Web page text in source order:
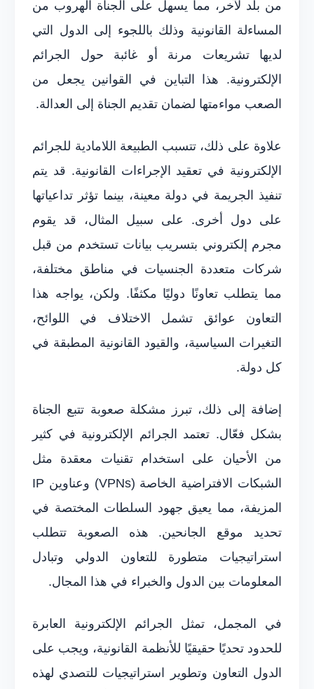
من بلد لآخر، مما يسهل على الجناة الهروب من
المساءلة القانونية وذلك باللجوء إلى الدول التي
لديها تشريعات مرنة أو غائبة حول الجرائم
الإلكترونية. هذا التباين في القوانين يجعل من
الصعب مواءمتها لضمان تقديم الجناة إلى العدالة.
علاوة على ذلك، تتسبب الطبيعة اللامادية للجرائم
الإلكترونية في تعقيد الإجراءات القانونية. قد يتم
تنفيذ الجريمة في دولة معينة، بينما تؤثر تداعياتها
على دول أخرى. على سبيل المثال، قد يقوم
مجرم إلكتروني بتسريب بيانات تستخدم من قبل
شركات متعددة الجنسيات في مناطق مختلفة،
مما يتطلب تعاونًا دوليًا مكثفًا. ولكن، يواجه هذا
التعاون عوائق تشمل الاختلاف في اللوائح،
التغيرات السياسية، والقيود القانونية المطبقة في
كل دولة.
إضافة إلى ذلك، تبرز مشكلة صعوبة تتبع الجناة
بشكل فعّال. تعتمد الجرائم الإلكترونية في كثير
من الأحيان على استخدام تقنيات معقدة مثل
الشبكات الافتراضية الخاصة (VPNs) وعناوين IP
المزيفة، مما يعيق جهود السلطات المختصة في
تحديد موقع الجانحين. هذه الصعوبة تتطلب
استراتيجيات متطورة للتعاون الدولي وتبادل
المعلومات بين الدول والخبراء في هذا المجال.
في المجمل، تمثل الجرائم الإلكترونية العابرة
للحدود تحديًا حقيقيًا للأنظمة القانونية، ويجب على
الدول التعاون وتطوير استراتيجيات للتصدي لهذه